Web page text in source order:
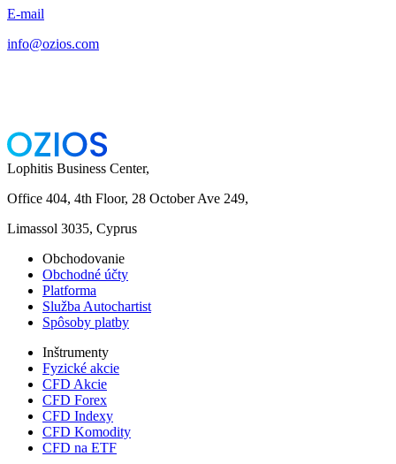
E-mail
info@ozios.com
Lophitis Business Center,
Office 404, 4th Floor, 28 October Ave 249,
Limassol 3035, Cyprus
Obchodovanie
Obchodné účty
Platforma
Služba Autochartist
Spôsoby platby
Inštrumenty
Fyzické akcie
CFD Akcie
CFD Forex
CFD Indexy
CFD Komodity
CFD na ETF